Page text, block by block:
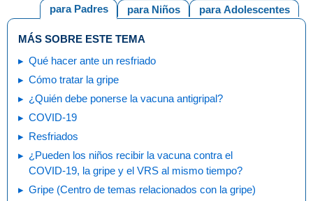
para Adolescentes
para Niños
para Padres
MÁS SOBRE ESTE TEMA
Qué hacer ante un resfriado
Cómo tratar la gripe
¿Quién debe ponerse la vacuna antigripal?
COVID-19
Resfriados
¿Pueden los niños recibir la vacuna contra el
COVID-19, la gripe y el VRS al mismo tiempo?
Gripe (Centro de temas relacionados con la gripe)